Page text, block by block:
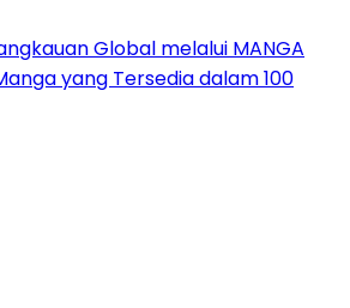
Global melalui MANGA
yang Tersedia dalam 100